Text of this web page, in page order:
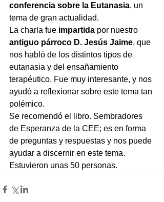
conferencia sobre la Eutanasia, un
tema de gran actualidad.
La charla fue impartida por nuestro
antiguo párroco D. Jesús Jaime, que
nos habló de los distintos tipos de
eutanasia y del ensañamiento
terapéutico. Fue muy interesante, y nos
ayudó a reflexionar sobre este tema tan
polémico.
Se recomendó el libro. Sembradores
de Esperanza de la CEE; es en forma
de preguntas y respuestas y nos puede
ayudar a discernir en este tema.
Estuvieron unas 50 personas.